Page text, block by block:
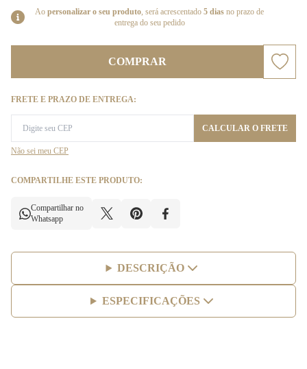
Ao personalizar o seu produto, será acrescentado 5 dias no prazo de
entrega do seu pedido
COMPRAR
FRETE E PRAZO DE ENTREGA:
CALCULAR O FRETE
Não sei meu CEP
COMPARTILHE ESTE PRODUTO:
Compartilhar no
Whatsapp
DESCRIÇÃO
ESPECIFICAÇÕES